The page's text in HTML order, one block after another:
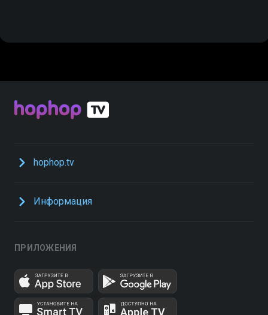
hophop.tv
Информация
ПРИЛОЖЕНИЯ